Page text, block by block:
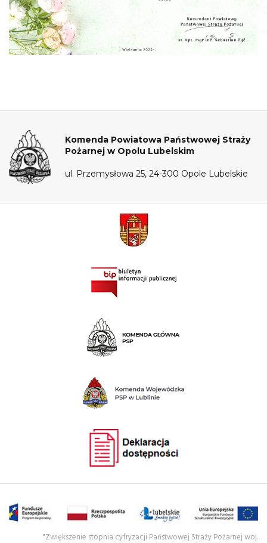
Komenda Powiatowa Państwowej Straży
Pożarnej w Opolu Lubelskim
ul. Przemysłowa 25, 24-300 Opole Lubelskie
"Zwiększenie stopnia cyfryzacji Państwowej Straży Pożarnej woj.